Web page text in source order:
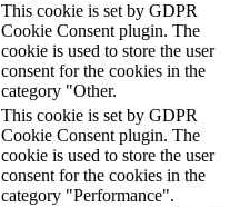
This cookie is set by GDPR
Cookie Consent plugin. The
cookie is used to store the user
consent for the cookies in the
category "Other.
This cookie is set by GDPR
Cookie Consent plugin. The
cookie is used to store the user
consent for the cookies in the
category "Performance".